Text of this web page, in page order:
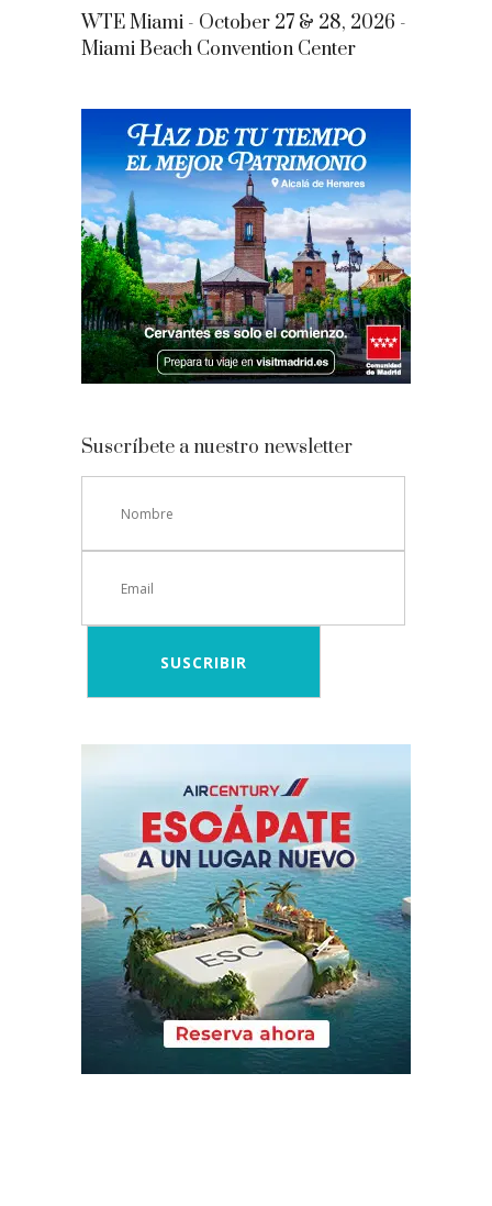
WTE Miami - October 27 & 28, 2026 -
Miami Beach Convention Center
Suscríbete a nuestro newsletter